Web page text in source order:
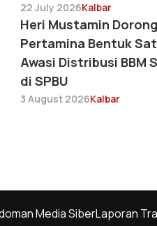
22 July 2026Kalbar
Heri Mustamin Dorong
Pertamina Bentuk
Awasi Distribusi BBM
di SPBU
3 August 2026Kalbar
Media SiberLaporan